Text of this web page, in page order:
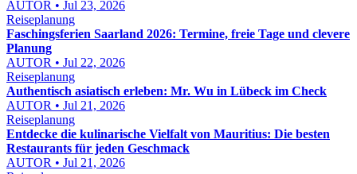
AUTOR • Jul 23, 2026
Reiseplanung
Faschingsferien Saarland 2026: Termine, freie Tage und clevere
Planung
AUTOR • Jul 22, 2026
Reiseplanung
Authentisch asiatisch erleben: Mr. Wu in Lübeck im Check
AUTOR • Jul 21, 2026
Reiseplanung
Entdecke die kulinarische Vielfalt von Mauritius: Die besten
Restaurants für jeden Geschmack
AUTOR • Jul 21, 2026